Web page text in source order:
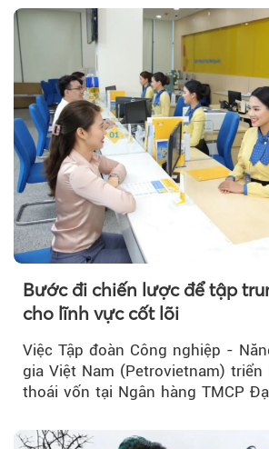
Bước đi chiến lược để tập
cho lĩnh vực cốt lõi
Việc Tập đoàn Công nghiệp -
gia Việt Nam (Petrovietnam)
thoái vốn tại Ngân hàng TMCP